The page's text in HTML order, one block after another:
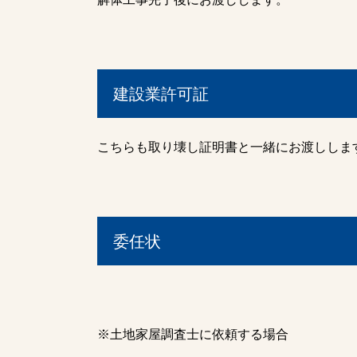
建設業許可証
こちらも取り壊し証明書と一緒にお渡ししま
委任状
※土地家屋調査士に依頼する場合